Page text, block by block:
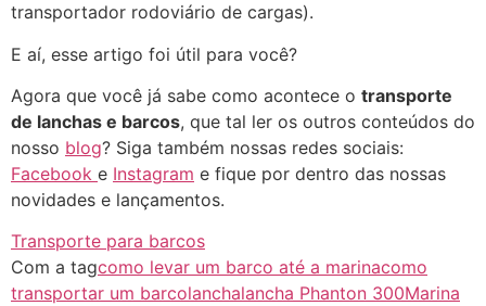
transportador rodoviário de cargas).
E aí, esse artigo foi útil para você?
Agora que você já sabe como acontece o transporte
de lanchas e barcos, que tal ler os outros conteúdos do
nosso blog? Siga também nossas redes sociais:
Facebook e Instagram e fique por dentro das nossas
novidades e lançamentos.
Transporte para barcos
Com a tagcomo levar um barco até a marinacomo
transportar um barcolanchalancha Phanton 300Marina